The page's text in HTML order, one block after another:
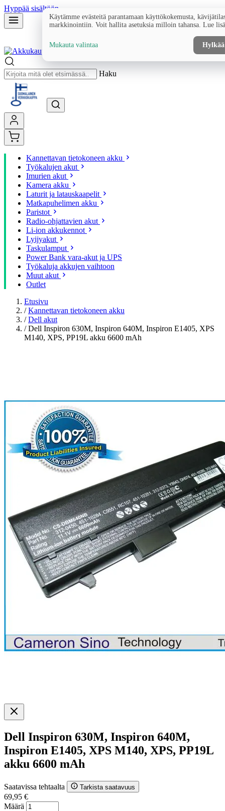
Hyppää sisältöön
Haku
Kannettavan tietokoneen akku
Työkalujen akut
Imurien akut
Kamera akku
Laturit ja latauskaapelit
Matkapuhelimen akku
Paristot
Radio-ohjattavien akut
Li-ion akkukennot
Lyijyakut
Taskulamput
Power Bank vara-akut ja UPS
Työkaluja akkujen vaihtoon
Muut akut
Outlet
Etusivu
/ Kannettavan tietokoneen akku
/ Dell akut
/ Dell Inspiron 630M, Inspiron 640M, Inspiron E1405, XPS
M140, XPS, PP19L akku 6600 mAh
Dell Inspiron 630M, Inspiron 640M,
Inspiron E1405, XPS M140, XPS, PP19L
akku 6600 mAh
Saatavissa tehtaalta Tarkista saatavuus
69,95 €
Määrä
Käytämme evästeitä parantamaan käyttökokemusta,
markkinointiin. Voit hallita asetuksia milloin tahansa. Lue
Mukauta valintaa Hylkää